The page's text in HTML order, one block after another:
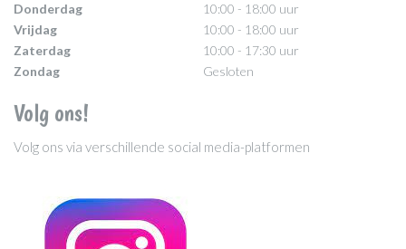
Donderdag
10:00 - 18:00 uur
Vrijdag
10:00 - 18:00 uur
Zaterdag
10:00 - 17:30 uur
Zondag
Gesloten
Volg ons!
Volg ons via verschillende social media-platformen